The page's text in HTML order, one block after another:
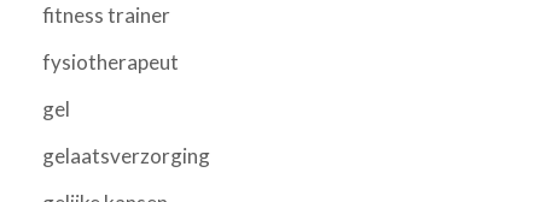
fitness trainer
fysiotherapeut
gel
gelaatsverzorging